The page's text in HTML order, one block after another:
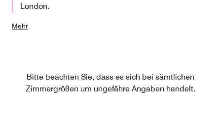
London.
Mehr
Bitte beachten Sie, dass es sich bei sämtlichen
Zimmergrößen um ungefähre Angaben handelt.